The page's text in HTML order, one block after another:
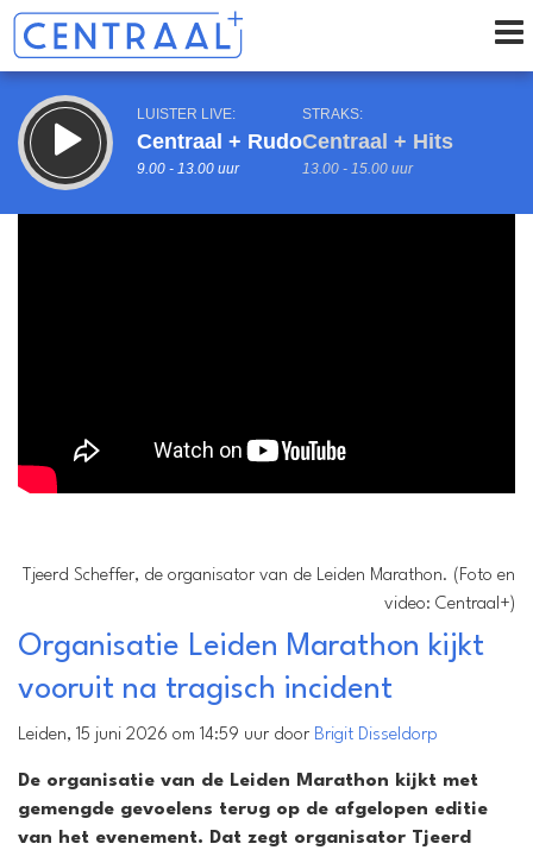
LUISTER LIVE:
Centraal + Rudo
9.00 - 13.00 uur
STRAKS:
Centraal + Hits
13.00 - 15.00 uur
Tjeerd Scheffer, de organisator van de Leiden Marathon. (Foto en
video: Centraal+)
Organisatie Leiden Marathon kijkt
vooruit na tragisch incident
Leiden, 15 juni 2026 om 14:59 uur door Brigit Disseldorp
De organisatie van de Leiden Marathon kijkt met
gemengde gevoelens terug op de afgelopen editie
van het evenement. Dat zegt organisator Tjeerd